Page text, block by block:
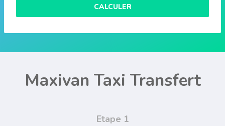
CALCULER
Maxivan Taxi Transfert
Etape 1